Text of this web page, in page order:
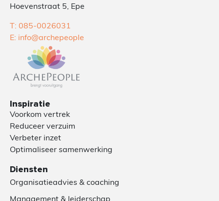
Hoevenstraat 5, Epe
T: 085-0026031
E: info@archepeople
Inspiratie
Voorkom vertrek
Reduceer verzuim
Verbeter inzet
Optimaliseer samenwerking
Diensten
Organisatieadvies & coaching
Management & leiderschap